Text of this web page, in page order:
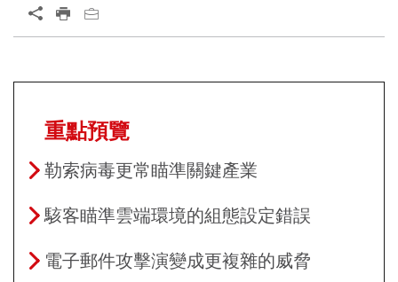
重點預覽
勒索病毒更常瞄準關鍵產業
駭客瞄準雲端環境的組態設定錯誤
電子郵件攻擊演變成更複雜的威脅